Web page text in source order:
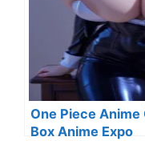
One Piece Anime
Box Anime Expo